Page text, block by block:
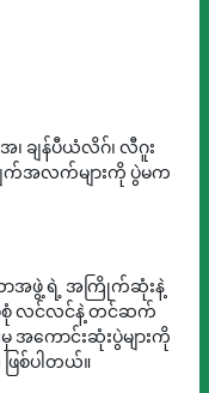
ေ၊ ချန်ပီယံလိဂ်၊ လီဂူး
က်အလက်များကို ပွဲမက
အဖွဲ့ ရဲ့ အကြိုက်ဆုံးနဲ့
စုံ လင်လင်နဲ့ တင်ဆက်
အကောင်းဆုံးပွဲများကို
စ်ပါတယ်။